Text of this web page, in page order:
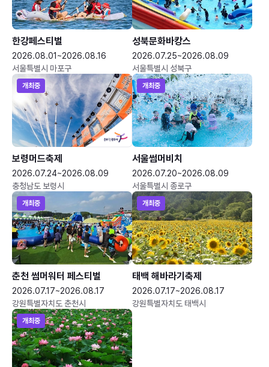
한강페스티벌
2026.08.01~2026.08.16
서울특별시 마포구
성북문화바캉스
2026.07.25~2026.08.09
서울특별시 성북구
개최중
보령머드축제
2026.07.24~2026.08.09
충청남도 보령시
개최중
서울썸머비치
2026.07.20~2026.08.09
서울특별시 종로구
개최중
춘천 썸머워터 페스티벌
2026.07.17~2026.08.17
강원특별자치도 춘천시
개최중
태백 해바라기축제
2026.07.17~2026.08.17
강원특별자치도 태백시
개최중